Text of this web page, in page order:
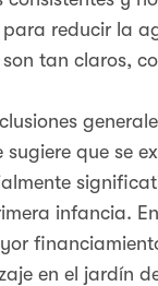
reducir la
tan claros,
que se
infancia.
en el jardín